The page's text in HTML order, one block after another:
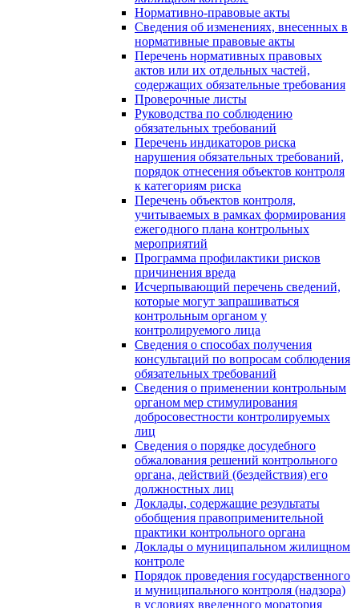
Нормативно-правовые акты
Сведения об изменениях, внесенных в
нормативные правовые акты
Перечень нормативных правовых
актов или их отдельных частей,
содержащих обязательные требования
Проверочные листы
Руководства по соблюдению
обязательных требований
Перечень индикаторов риска
нарушения обязательных требований,
порядок отнесения объектов контроля
к категориям риска
Перечень объектов контроля,
учитываемых в рамках формирования
ежегодного плана контрольных
мероприятий
Программа профилактики рисков
причинения вреда
Исчерпывающий перечень сведений,
которые могут запрашиваться
контрольным органом у
контролируемого лица
Сведения о способах получения
консультаций по вопросам соблюдения
обязательных требований
Сведения о применении контрольным
органом мер стимулирования
добросовестности контролируемых
лиц
Сведения о порядке досудебного
обжалования решений контрольного
органа, действий (бездействия) его
должностных лиц
Доклады, содержащие результаты
обобщения правоприменительной
практики контрольного органа
Доклады о муниципальном жилищном
контроле
Порядок проведения государственного
и муниципального контроля (надзора)
в условиях введенного моратория